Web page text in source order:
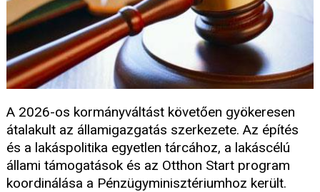
A 2026-os kormányváltást követően gyökeresen
átalakult az államigazgatás szerkezete. Az építés
és a lakáspolitika egyetlen tárcához, a lakáscélú
állami támogatások és az Otthon Start program
koordinálása a Pénzügyminisztériumhoz került.